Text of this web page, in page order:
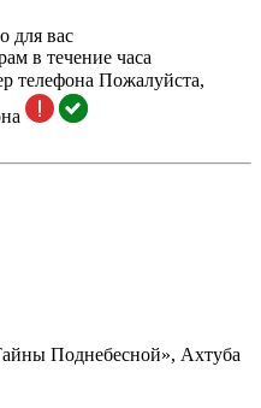
для вас
в течение часа
телефона Пожалуйста,
Поднебесной», Ахтуба